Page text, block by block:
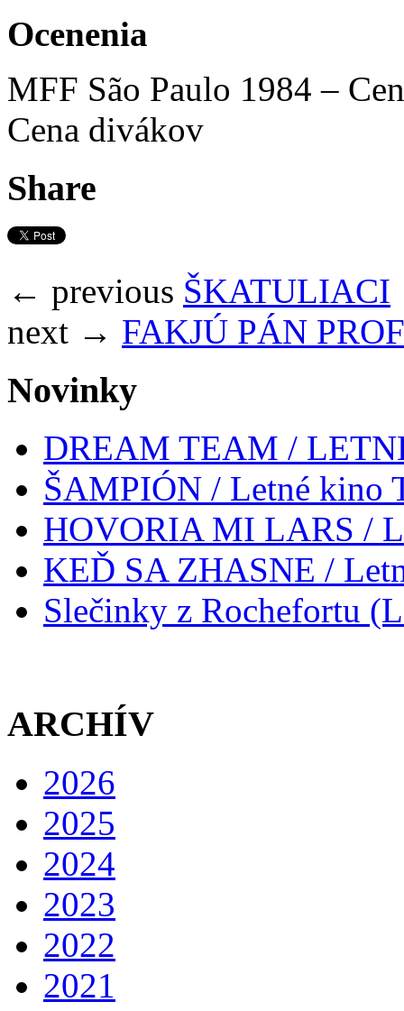
Ocenenia
MFF São Paulo 1984 –
Cena divákov
Share
← previous ŠKATULIACI
next → FAKJÚ PÁN
Novinky
DREAM TEAM /
ŠAMPIÓN / Letné kino
HOVORIA MI LARS /
KEĎ SA ZHASNE /
Slečinky z Rochefortu
ARCHÍV
2026
2025
2024
2023
2022
2021